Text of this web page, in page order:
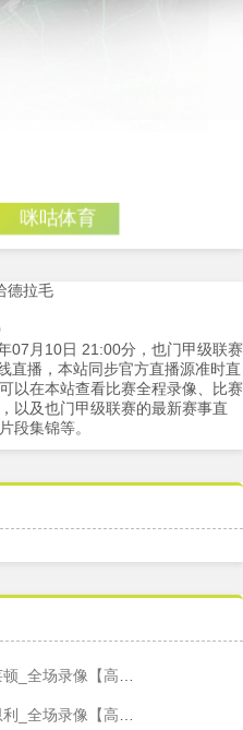
咪咕体育
德拉毛
07月10日 21:00分，也门甲级联赛
直播，本站同步官方直播源准时直
以在本站查看比赛全程录像、比赛
以及也门甲级联赛的最新赛事直
段集锦等。
录像【高清回放】
录像【高清回放】